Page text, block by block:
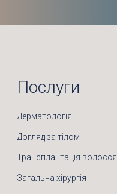
Послуги
Дерматологія
Догляд за тілом
Трансплантація волосся
Загальна хірургія